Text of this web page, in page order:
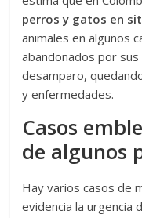
perros y gatos en
animales en algunos
abandonados por
desamparo,
y enfermedades.
Casos
de algunos
Hay varios casos de
evidencia la urgencia